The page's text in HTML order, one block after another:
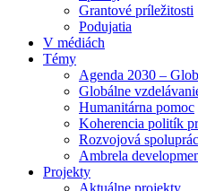
Grantové príležitosti
Podujatia
V médiách
Témy
Agenda 2030 –
Globálne
Humanitárna pomoc
Koherencia politík
Rozvojová
Ambrela
Projekty
Aktuálne projekty